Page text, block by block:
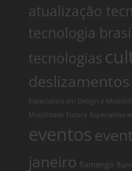
atualização
tecnologia
tecnologias
Especialista em Design e
Mobilidade Futura Especialista
eventos
janeiro flamengo